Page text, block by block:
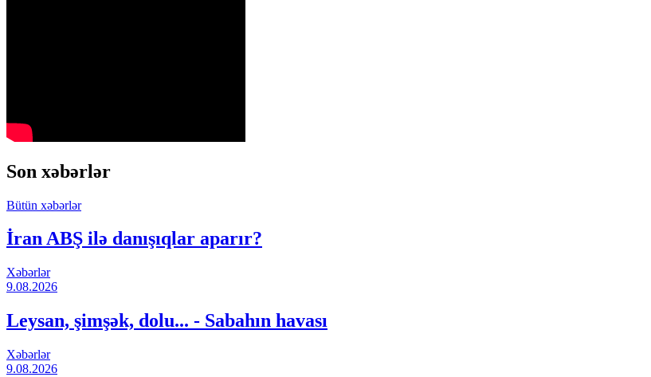
Son xəbərlər
Bütün xəbərlər
İran ABŞ ilə danışıqlar aparır?
Xəbərlər
9.08.2026
Leysan, şimşək, dolu... - Sabahın havası
Xəbərlər
9.08.2026